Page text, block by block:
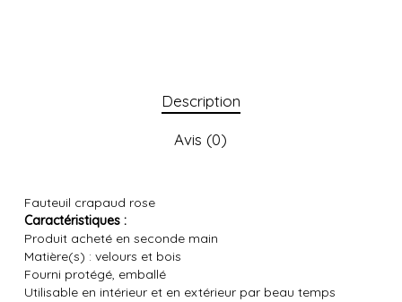
Description
Avis (0)
Fauteuil crapaud rose
Caractéristiques :
Produit acheté en seconde main
Matière(s) : velours et bois
Fourni protégé, emballé
Utilisable en intérieur et en extérieur par beau temps